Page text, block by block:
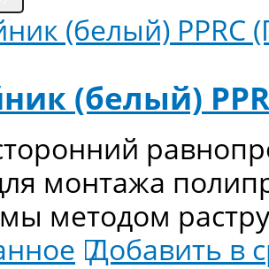
(белый)
монтажа
методом
Добавить в